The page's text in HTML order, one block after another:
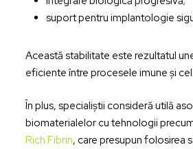
suport pentru implantologie
Această stabilitate este rezultatul
eficiente între procesele imune și
În plus, specialiștii consideră utilă
biomaterialelor cu tehnologii
Rich Fibrin, care presupun folosirea